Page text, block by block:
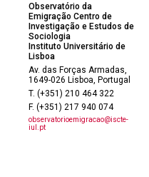
Observatório da
Emigração Centro de
Investigação e Estudos de
Sociologia
Instituto Universitário de
Lisboa
Av. das Forças Armadas,
1649-026 Lisboa, Portugal
T. (+351) 210 464 322
F. (+351) 217 940 074
observatorioemigracao@iscte-
iul.pt